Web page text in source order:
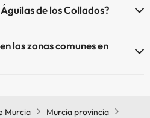
la piscina y otras instalaciones.
de los Collados?
las zonas comunes en
Murcia
Murcia provincia